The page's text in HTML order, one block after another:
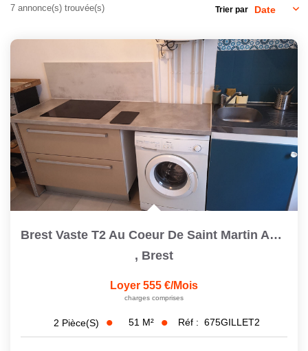
7 annonce(s) trouvée(s) Trier par
Brest Vaste T2 Au Coeur De Saint Martin Au 2ème Et Dernier...
, Brest
Loyer 555 €/mois
charges comprises
2 Pièce(s) 51 M² Réf : 675GILLET2